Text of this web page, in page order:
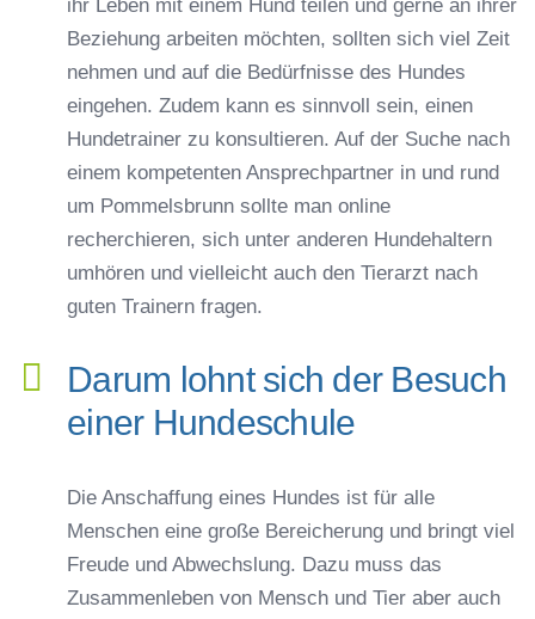
ihr Leben mit einem Hund teilen und gerne an ihrer
Beziehung arbeiten möchten, sollten sich viel Zeit
nehmen und auf die Bedürfnisse des Hundes
eingehen. Zudem kann es sinnvoll sein, einen
Hundetrainer zu konsultieren. Auf der Suche nach
einem kompetenten Ansprechpartner in und rund
um Pommelsbrunn sollte man online
recherchieren, sich unter anderen Hundehaltern
umhören und vielleicht auch den Tierarzt nach
guten Trainern fragen.
Darum lohnt sich der Besuch
einer Hundeschule
Die Anschaffung eines Hundes ist für alle
Menschen eine große Bereicherung und bringt viel
Freude und Abwechslung. Dazu muss das
Zusammenleben von Mensch und Tier aber auch